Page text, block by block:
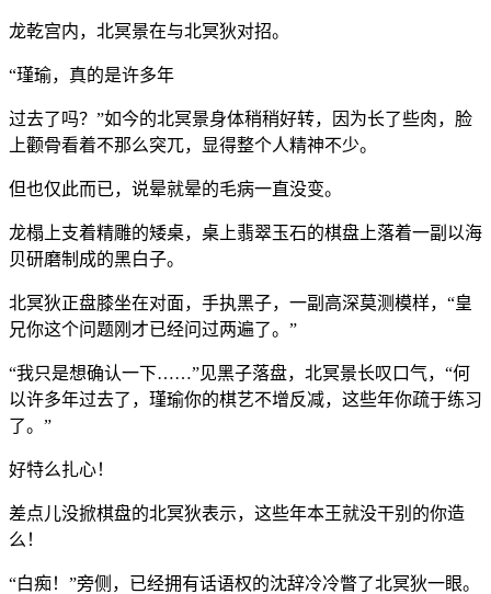
龙乾宫内，北冥景在与北冥狄对招。
“瑾瑜，真的是许多年
过去了吗？”如今的北冥景身体稍稍好转，因为长了些肉，脸
上颧骨看着不那么突兀，显得整个人精神不少。
但也仅此而已，说晕就晕的毛病一直没变。
龙榻上支着精雕的矮桌，桌上翡翠玉石的棋盘上落着一副以海
贝研磨制成的黑白子。
北冥狄正盘膝坐在对面，手执黑子，一副高深莫测模样，“皇
兄你这个问题刚才已经问过两遍了。”
“我只是想确认一下……”见黑子落盘，北冥景长叹口气，“何
以许多年过去了，瑾瑜你的棋艺不增反减，这些年你疏于练习
了。”
好特么扎心！
差点儿没掀棋盘的北冥狄表示，这些年本王就没干别的你造
么！
“白痴！”旁侧，已经拥有话语权的沈辞冷冷瞥了北冥狄一眼。